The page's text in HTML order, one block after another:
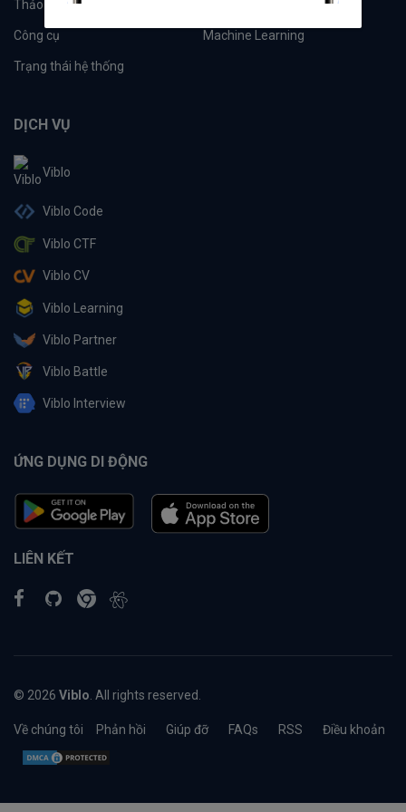
Thảo luận
Công cụ Machine Learning
Trạng thái hệ thống
DỊCH VỤ
Viblo
Viblo Code
Viblo CTF
Viblo CV
Viblo Learning
Viblo Partner
Viblo Battle
Viblo Interview
ỨNG DỤNG DI ĐỘNG
LIÊN KẾT
© 2026 Viblo . All rights reserved.
Về chúng tôi Phản hồi Giúp đỡ FAQs RSS Điều khoản